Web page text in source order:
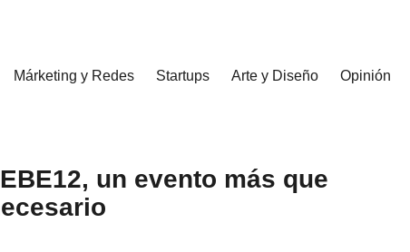
Márketing y Redes Startups Arte y Diseño Opinión
un evento más que